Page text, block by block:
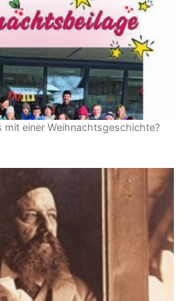
mit einer Weihnachtsgeschichte?